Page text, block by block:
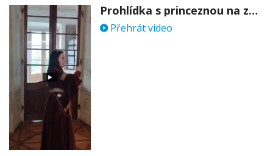
Prohlídka s princeznou na zámku Stekník
Přehrát video